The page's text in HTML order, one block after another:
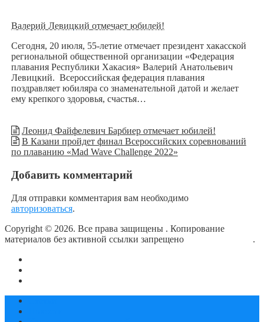
Валерий Левицкий отмечает юбилей!
Сегодня, 20 июля, 55-летие отмечает президент хакасской
региональной общественной организации «Федерация
плавания Республики Хакасия» Валерий Анатольевич
Левицкий. Всероссийская федерация плавания
поздравляет юбиляра со знаменательной датой и желает
ему крепкого здоровья, счастья…
Леонид Файфелевич Барбиер отмечает юбилей!
В Казани пройдет финал Всероссийских соревнований
по плаванию «Mad Wave Challenge 2022»
Добавить комментарий
Для отправки комментария вам необходимо
авторизоваться.
Copyright © 2026. Все права защищены . Копирование
материалов без активной ссылки запрещено
.